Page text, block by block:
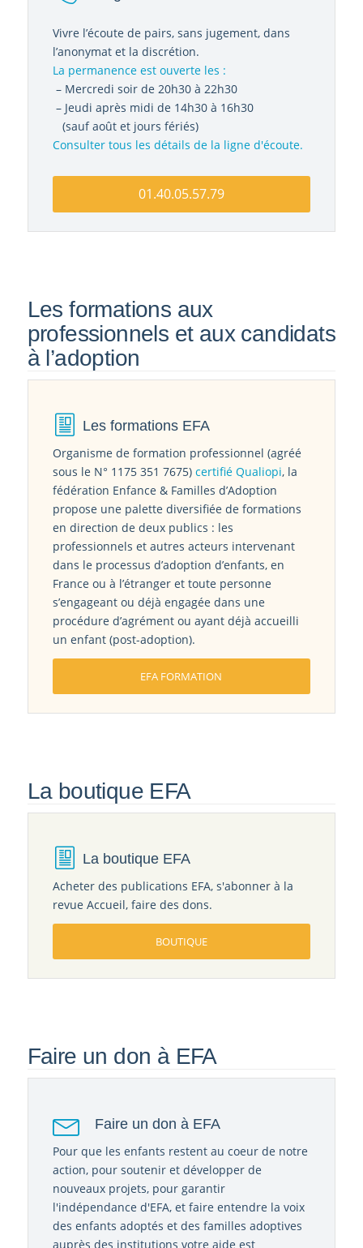
Vivre l’écoute de pairs, sans jugement, dans
l’anonymat et la discrétion.
La permanence est ouverte les :
– Mercredi soir de 20h30 à 22h30
– Jeudi après midi de 14h30 à 16h30
(sauf août et jours fériés)
Consulter tous les détails de la ligne d'écoute.
01.40.05.57.79
Les formations aux
professionnels et aux candidats
à l’adoption
Les formations EFA
Organisme de formation professionnel (agréé
sous le N° 1175 351 7675) certifié Qualiopi, la
fédération Enfance & Familles d’Adoption
propose une palette diversifiée de formations
en direction de deux publics : les
professionnels et autres acteurs intervenant
dans le processus d’adoption d’enfants, en
France ou à l’étranger et toute personne
s’engageant ou déjà engagée dans une
procédure d’agrément ou ayant déjà accueilli
un enfant (post-adoption).
EFA FORMATION
La boutique EFA
La boutique EFA
Acheter des publications EFA, s'abonner à la
revue Accueil, faire des dons.
BOUTIQUE
Faire un don à EFA
Faire un don à EFA
Pour que les enfants restent au coeur de notre
action, pour soutenir et développer de
nouveaux projets, pour garantir
l'indépendance d'EFA, et faire entendre la voix
des enfants adoptés et des familles adoptives
auprès des institutions votre aide est